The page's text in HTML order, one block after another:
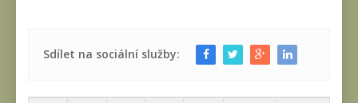
Sdílet na sociální služby: